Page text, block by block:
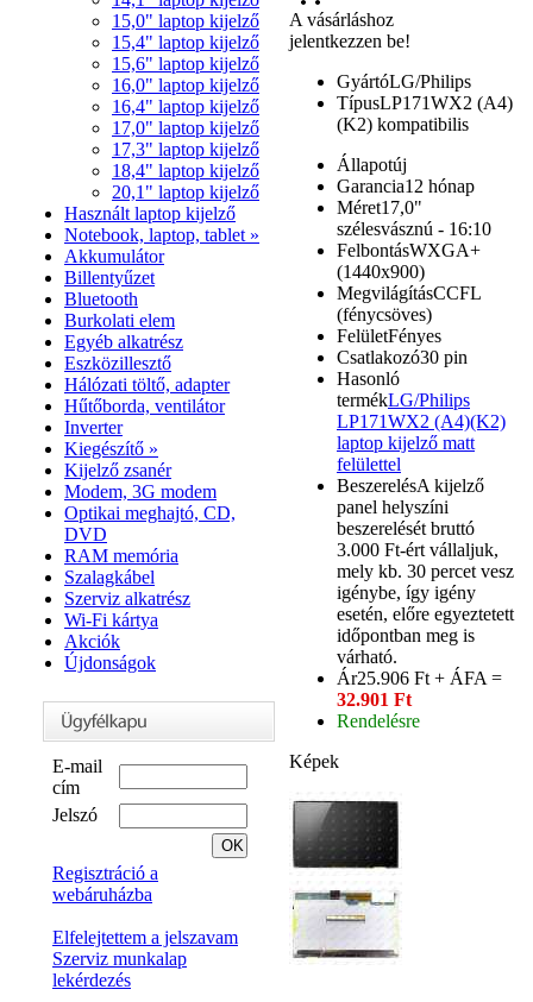
15,0" laptop kijelző
15,4" laptop kijelző
15,6" laptop kijelző
16,0" laptop kijelző
16,4" laptop kijelző
17,0" laptop kijelző
17,3" laptop kijelző
18,4" laptop kijelző
20,1" laptop kijelző
Használt laptop kijelző
Notebook, laptop, tablet »
Akkumulátor
Billentyűzet
Bluetooth
Burkolati elem
Egyéb alkatrész
Eszközillesztő
Hálózati töltő, adapter
Hűtőborda, ventilátor
Inverter
Kiegészítő »
Kijelző zsanér
Modem, 3G modem
Optikai meghajtó, CD,
DVD
RAM memória
Szalagkábel
Szerviz alkatrész
Wi-Fi kártya
Akciók
Újdonságok
E-mail
cím
Jelszó
Regisztráció a
webáruházba
Elfelejtettem a jelszavam
Szerviz munkalap
lekérdezés
A vásárláshoz
jelentkezzen be!
GyártóLG/Philips
TípusLP171WX2 (A4)
(K2) kompatibilis
Állapotúj
Garancia12 hónap
Méret17,0"
szélesvásznú - 16:10
FelbontásWXGA+
(1440x900)
MegvilágításCCFL
(fénycsöves)
FelületFényes
Csatlakozó30 pin
Hasonló
termékLG/Philips
LP171WX2 (A4)(K2)
laptop kijelző matt
felülettel
BeszerelésA kijelző
panel helyszíni
beszerelését bruttó
3.000 Ft-ért vállaljuk,
mely kb. 30 percet vesz
igénybe, így igény
esetén, előre egyeztetett
időpontban meg is
várható.
Ár25.906 Ft + ÁFA =
32.901 Ft
Rendelésre
Képek